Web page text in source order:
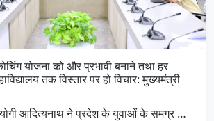
योजना को और प्रभावी बनाने तथा हर
तक विस्तार पर हो विचार: मुख्यमंत्री
आदित्यनाथ ने प्रदेश के युवाओं के समग्र …